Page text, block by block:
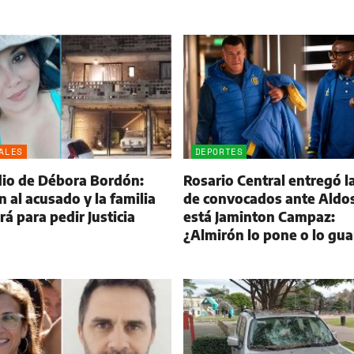
de Débora Bordón:
al acusado y la familia
para pedir Justicia
DEPORTES
Rosario Central entregó
de convocados ante
está Jaminton Campaz:
¿Almirón lo pone o lo